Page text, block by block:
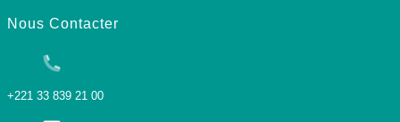
Nous Contacter
+221 33 839 21 00